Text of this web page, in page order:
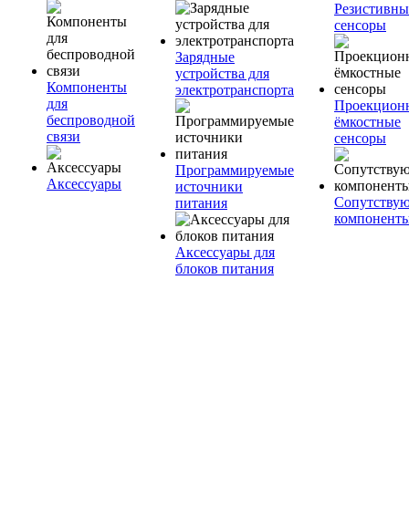
Компоненты
для
беспроводной
связи
Аксессуары
Зарядные
устройства для
электротранспорта
Программируемые
источники
питания
Аксессуары для
блоков питания
сенсоры
ёмкостные
сенсоры